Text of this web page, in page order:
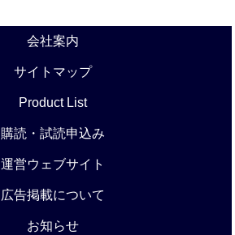
会社案内
サイトマップ
Product List
購読・試読申込み
運営ウェブサイト
広告掲載について
お知らせ